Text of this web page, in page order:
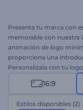
Presenta tu marca con
memorable con nuestra
animación de logo
proporciona una
Personalízala con tu
para crear una
promociones de
de presentaciones,
proyectos. ¡Crea ahora
16:9
Estilos disponibles (2)